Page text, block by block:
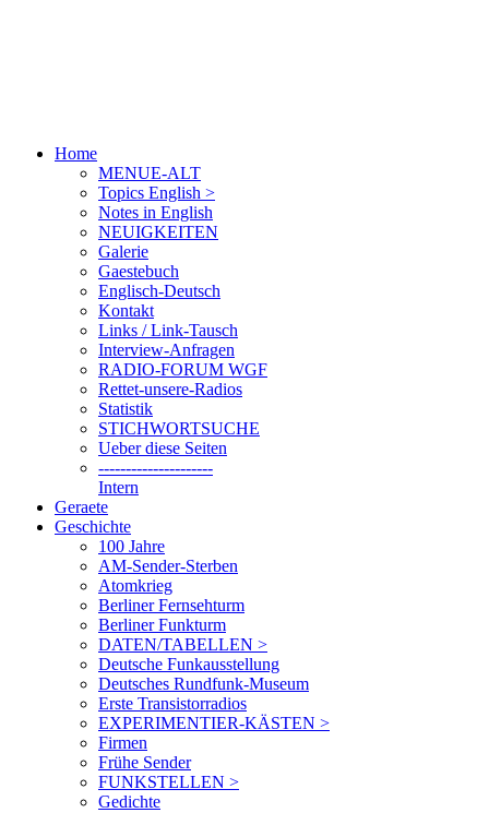
Home
MENUE-ALT
Topics English >
Notes in English
NEUIGKEITEN
Galerie
Gaestebuch
Englisch-Deutsch
Kontakt
Links / Link-Tausch
Interview-Anfragen
RADIO-FORUM WGF
Rettet-unsere-Radios
Statistik
STICHWORTSUCHE
Ueber diese Seiten
---------------------
Intern
Geraete
Geschichte
100 Jahre
AM-Sender-Sterben
Atomkrieg
Berliner Fernsehturm
Berliner Funkturm
DATEN/TABELLEN >
Deutsche Funkausstellung
Deutsches Rundfunk-Museum
Erste Transistorradios
EXPERIMENTIER-KÄSTEN >
Firmen
Frühe Sender
FUNKSTELLEN >
Gedichte